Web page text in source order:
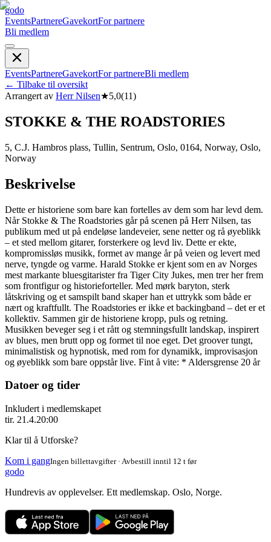
godo
EventsPartnereGavekortFor partnere
Bli medlem
EventsPartnereGavekortFor partnereBli medlem
← Tilbake til oversikt
Arrangert av Herr Nilsen★5,0(11)
STOKKE & THE ROADSTORIES
5, C.J. Hambros plass, Tullin, Sentrum, Oslo, 0164, Norway, Oslo,
Norway
Beskrivelse
Dette er historiene som bare kan fortelles av dem som har levd dem.
Når Stokke & The Roadstories går på scenen på Herr Nilsen, tas
publikum med ut på endeløse landeveier, sene netter og rå øyeblikk
– et sted mellom gitarer, forsterkere og levd liv. Dette er ekte,
kompromissløs musikk, formet av mange år på veien og levert med
nerve, tyngde og varme. Harald Stokke er kjent som en av Norges
mest markante bluesgitarister fra Tiger City Jukes, men trer her frem
som frontfigur og historieforteller. Med mørk baryton, sterk
låtskriving og et samspilt band skaper han et uttrykk som både er
nært og kraftfullt. The Roadstories er ikke et backingband – det er et
kollektiv. Sammen gir de historiene kropp, puls og retning.
Musikken beveger seg i et rått og stemningsfullt landskap, inspirert
av blues, men brutt opp og formet til noe eget. Det groover tungt,
minimalistisk og hypnotisk, med rom for dynamikk, improvisasjon
og øyeblikk som bare oppstår live. Fint å vite: * Aldersgrense 20 år
Datoer og tider
Inkludert i medlemskapet
tir. 21.4.20:00
Klar til å Utforske?
Kom i gangIngen billettavgifter · Avbestill inntil 12 t før
godo
Hundrevis av opplevelser. Ett medlemskap. Oslo, Norge.